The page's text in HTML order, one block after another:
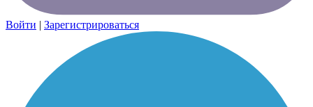
Войти | Зарегистрироваться